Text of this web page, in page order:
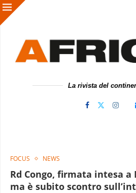
La rivista del
FOCUS NEWS
Rd Congo, firmata intesa a
ma è subito scontro